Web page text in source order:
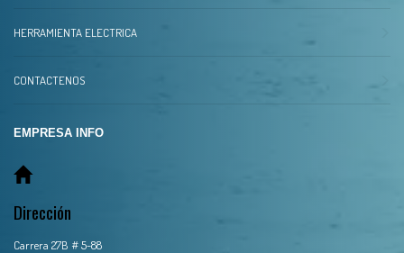
HERRAMIENTA ELECTRICA
CONTACTENOS
EMPRESA INFO
Dirección
Carrera 27B # 5-88